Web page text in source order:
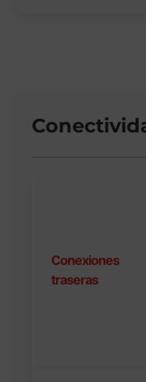
Conexiones
traseras